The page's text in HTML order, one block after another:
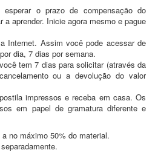
o prazo de compensação do
a aprender. Inicie agora mesmo e pague
Internet. Assim você pode acessar de
dia, 7 dias por semana.
tem 7 dias para solicitar (através da
ou a devolução do valor
impressos e receba em casa. Os
em papel de gramatura diferente e
no máximo 50% do material.